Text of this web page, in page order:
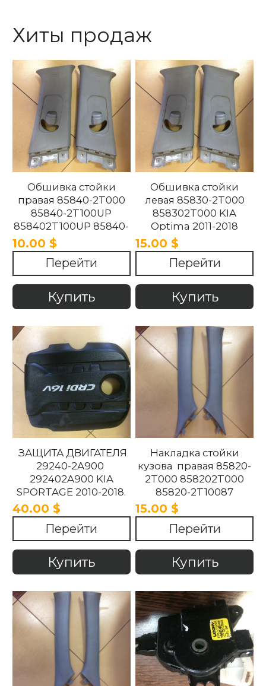
Хиты продаж
Обшивка стойки
правая 85840-2T000
85840-2T100UP
858402T100UP 85840-
2T100UP KIA Optima
2011-2018
10.00 $
Перейти
Купить
Обшивка стойки
левая 85830-2T000
858302T000 KIA
Optima 2011-2018
15.00 $
Перейти
Купить
ЗАЩИТА ДВИГАТЕЛЯ
29240-2A900
292402A900 KIA
SPORTAGE 2010-2018.
40.00 $
Перейти
Купить
Накладка стойки
кузова правая 85820-
2T000 858202T000
85820-2T10087
858202T10087 85820-
2T100UP
858202T100UP Kia
Optima 2010 -2015
15.00 $
Перейти
Купить